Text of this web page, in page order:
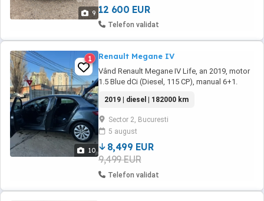
9 12 600 EUR
Telefon validat
10
1 Renault Megane IV
Vând Renault Megane IV Life, an 2019, motor
1.5 Blue dCi (Diesel, 115 CP), manual 6+1.
fără probleme, și este extrem de economică.
Detalii esențiale: Rulaj: 182000 Culoare:
albastru ITP valabil până în 2027 Dotări
Principale: Climatizare AC, Media ...
2019 | diesel | 182000 km
Sector 2, Bucuresti
5 august
8,499 EUR
9,499 EUR
Telefon validat